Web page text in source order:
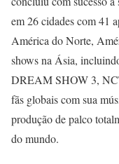
em 26 cidades com 41
América do Norte,
shows na Ásia,
DREAM SHOW 3,
fãs globais com sua
produção de palco
do mundo.